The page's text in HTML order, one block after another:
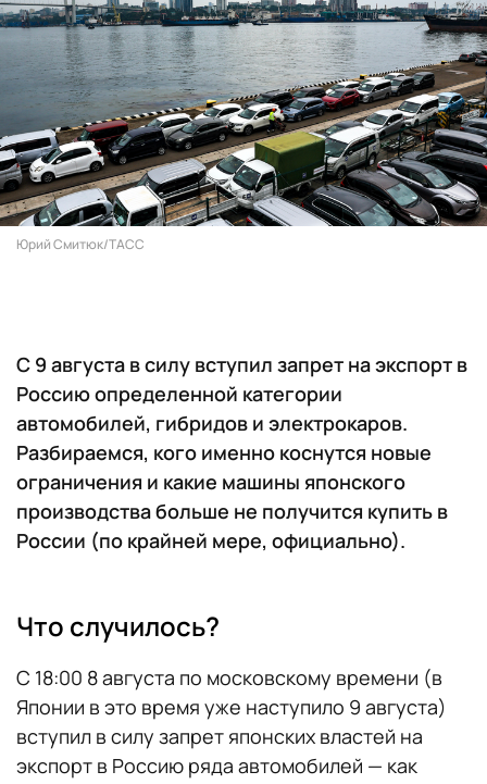
Юрий Смитюк/ТАСС
С 9 августа в силу вступил запрет на экспорт в
Россию определенной категории
автомобилей, гибридов и электрокаров.
Разбираемся, кого именно коснутся новые
ограничения и какие машины японского
производства больше не получится купить в
России (по крайней мере, официально).
Что случилось?
С 18:00 8 августа по московскому времени (в
Японии в это время уже наступило 9 августа)
вступил в силу запрет японских властей на
экспорт в Россию ряда автомобилей — как